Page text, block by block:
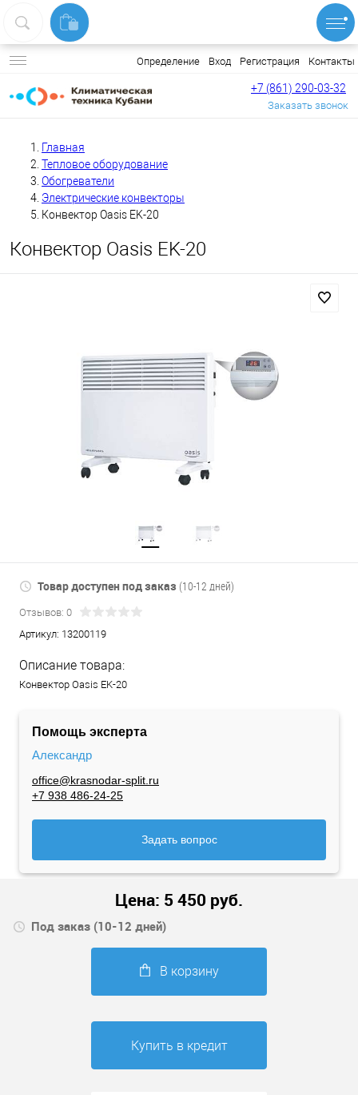
Определение Вход Регистрация Контакты
+7 (861) 290-03-32
Заказать звонок
Главная
Тепловое оборудование
Обогреватели
Электрические конвекторы
Конвектор Oasis EK-20
Конвектор Oasis EK-20
Товар доступен под заказ (10-12 дней)
Отзывов: 0
Артикул: 13200119
Описание товара:
Конвектор Oasis EK-20
Помощь эксперта
Александр
office@krasnodar-split.ru
+7 938 486-24-25
Задать вопрос
Цена: 5 450 руб.
Под заказ (10-12 дней)
В корзину
Купить в кредит